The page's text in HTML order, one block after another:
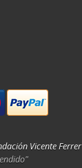
Vicente Ferrer